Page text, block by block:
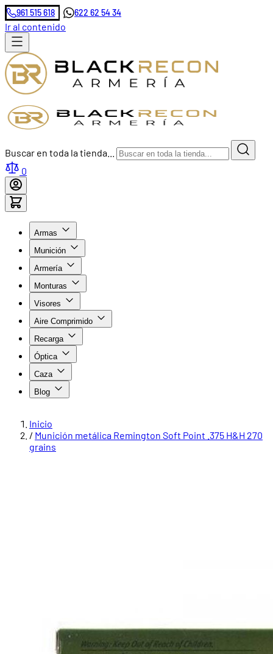
961 515 618 622 62 54 34
Ir al contenido
Buscar en toda la tienda...
0
Armas
Munición
Armería
Monturas
Visores
Aire Comprimido
Recarga
Óptica
Caza
Blog
Inicio
/ Munición metálica Remington Soft Point .375 H&H 270
grains